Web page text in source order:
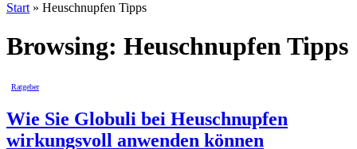
Start » Heuschnupfen Tipps
Browsing: Heuschnupfen Tipps
Ratgeber
Wie Sie Globuli bei Heuschnupfen
wirkungsvoll anwenden können